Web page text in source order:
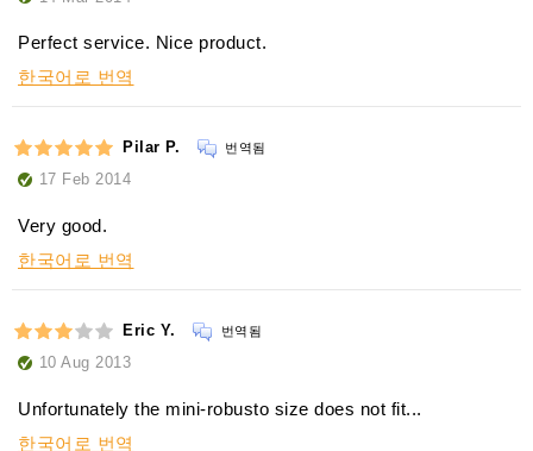
Perfect service. Nice product.
한국어로 번역
Pilar P. 번역됨
17 Feb 2014
Very good.
한국어로 번역
Eric Y. 번역됨
10 Aug 2013
Unfortunately the mini-robusto size does not fit...
한국어로 번역